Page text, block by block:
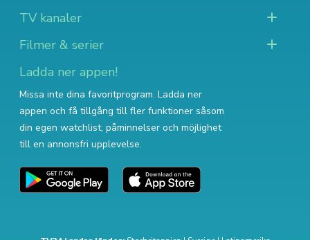
TV kanaler
Filmer & serier
Ladda ner appen!
Missa inte dina favoritprogram. Ladda ner
appen och få tillgång till fler funktioner såsom
din egen watchlist, påminnelser och möjlighet
till en annonsfri upplevelse.